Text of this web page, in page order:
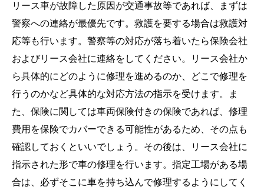
リース車が故障した原因が交通事故等であれば、まずは
警察への連絡が最優先です。救護を要する場合は救護対
応等も行います。警察等の対応が落ち着いたら保険会社
およびリース会社に連絡をしてください。リース会社か
ら具体的にどのように修理を進めるのか、どこで修理を
行うのかなど具体的な対応方法の指示を受けます。ま
た、保険に関しては車両保険付きの保険であれば、修理
費用を保険でカバーできる可能性があるため、その点も
確認しておくといいでしょう。その後は、リース会社に
指示された形で車の修理を行います。指定工場がある場
合は、必ずそこに車を持ち込んで修理するようにしてく